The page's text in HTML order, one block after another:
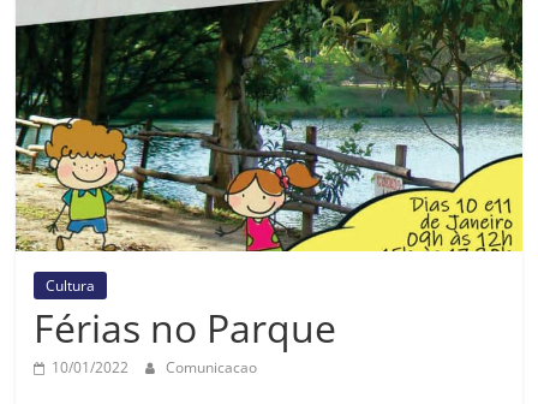
Prefeitura
Estância
Turística
Guaratinguetá
Cultura
Férias no Parque
10/01/2022 Comunicacao